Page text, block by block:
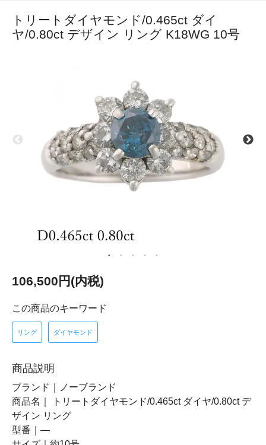
トリートダイヤモンド/0.465ct ダイ
ヤ/0.80ct デザイン リング K18WG 10号
106,500円(内税)
この商品のキーワード
リング ダイヤモンド
商品説明
ブランド｜ノーブランド
商品名｜ トリートダイヤモンド/0.465ct ダイヤ/0.80ct デ
ザイン リング
型番｜―